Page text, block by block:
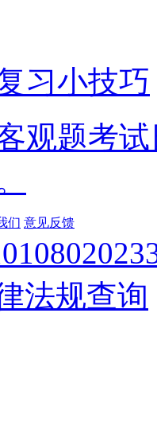
习小技巧
题考试
们 意见反馈
法规查询